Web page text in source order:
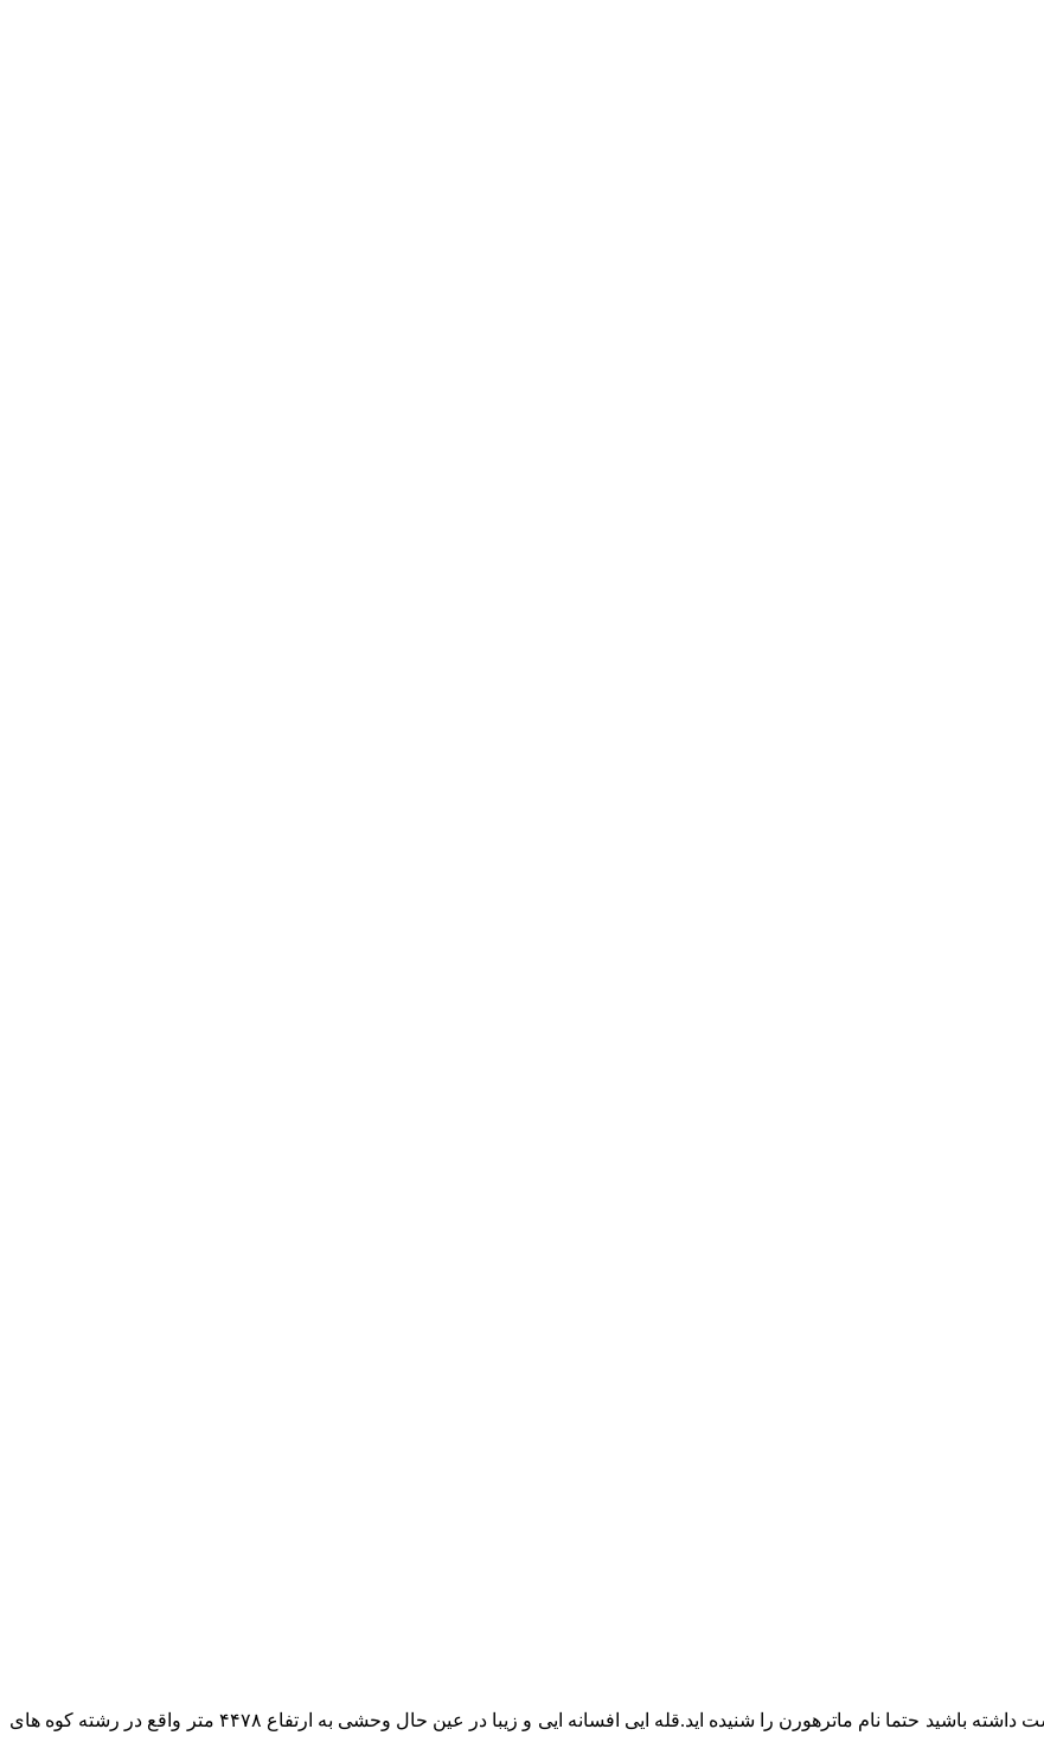
اگر کوهنورد ویا علاقمند به این ورزش باشید ویا حتی طبیعت گردی دوست داشته باشید حتما نام ماترهورن را شنیده اید.قله ایی افسانه ایی و زیبا در عین حال وحشی به ارتفاع ۴۴۷۸ متر واقع در رشته کوه های